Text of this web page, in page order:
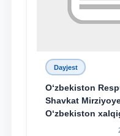
Dayjest
O‘zbekiston
Shavkat
O‘zbekiston
belgilangan